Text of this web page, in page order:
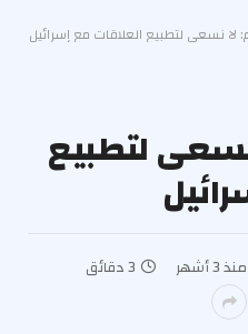
لا نسعى لتطبيع العلاقات مع إسرائيل
لتطبيع
منذ 3 أشهر
3 دقائق